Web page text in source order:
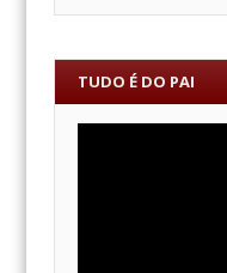
TUDO É DO PAI